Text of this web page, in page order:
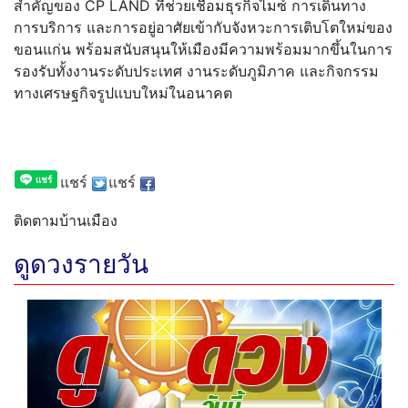
สำคัญของ CP LAND ที่ช่วยเชื่อมธุรกิจไมซ์ การเดินทาง
การบริการ และการอยู่อาศัยเข้ากับจังหวะการเติบโตใหม่ของ
ขอนแก่น พร้อมสนับสนุนให้เมืองมีความพร้อมมากขึ้นในการ
รองรับทั้งงานระดับประเทศ งานระดับภูมิภาค และกิจกรรม
ทางเศรษฐกิจรูปแบบใหม่ในอนาคต
แชร์ แชร์
ติดตามบ้านเมือง
ดูดวงรายวัน